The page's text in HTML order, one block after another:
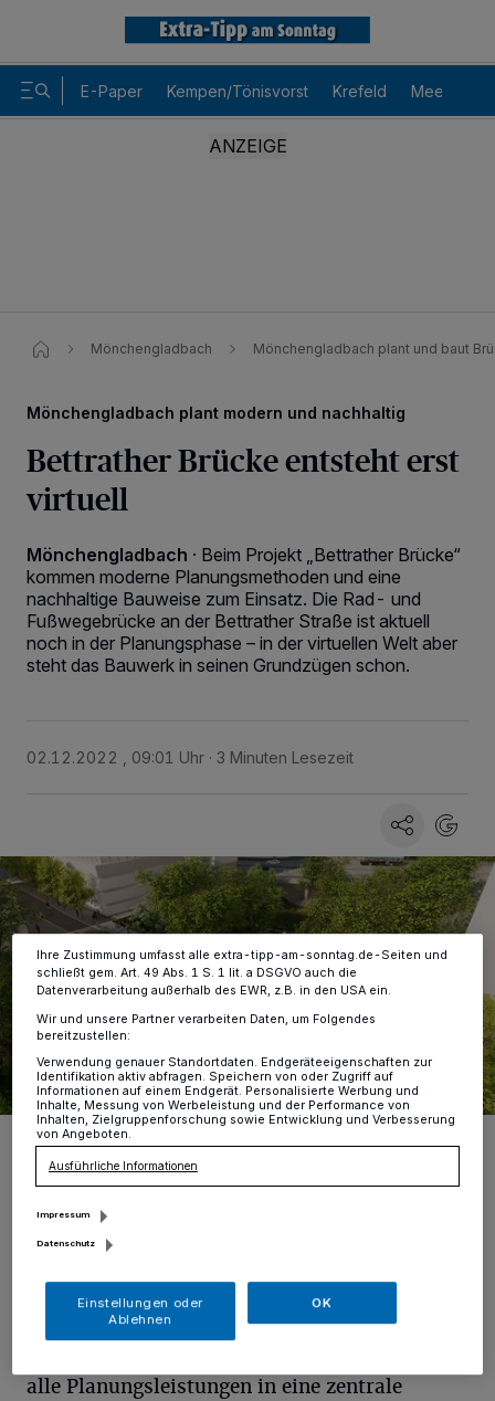
E-Paper Kempen/Tönisvorst Krefeld Meerbusch
Mönchengladbach Mönchengladbach plant und baut
Mönchengladbach plant modern und nachhaltig
Bettrather Brücke entsteht erst
virtuell
Mönchengladbach · Beim Projekt „Bettrather Brücke“
kommen moderne Planungsmethoden und eine
nachhaltige Bauweise zum Einsatz. Die Rad- und
Fußwegebrücke an der Bettrather Straße ist aktuell
noch in der Planungsphase – in der virtuellen Welt aber
steht das Bauwerk in seinen Grundzügen schon.
02.12.2022 , 09:01 Uhr 3 Minuten Lesezeit
Aus der Vision für die Bettrather Brücke …ist im Zuge der Planungen
Foto: INGE Neubau Bettrather Straße | WS & grbv
E
s ist das erste Infrastruktur-
alle Planungsleistungen in eine zentrale
personenbezogene Daten wie Browserdaten oder eindeutige
Kennungen auf Ihrem Gerät zu. Durch Auswahl von OK aktivieren Sie
Zwecke. Wenn Tracker deaktiviert sind, sind manche Inhalte und
Anzeigen möglicherweise nicht mehr so relevant für Sie. Sie können
dieses Menü jederzeit wieder aufrufen, um Ihre Einstellungen zu
ändern oder Ihre Einwilligung zu widerrufen, indem Sie auf den Link
Einstellungen oder Ablehnen am unteren Rand der Webseite klicken.
Ihre Einstellungen gelten innerhalb unseres Website. Weitere
Informationen finden Sie in unserer Datenschutzerklärung.
Ihre Zustimmung umfasst alle extra-tipp-am-sonntag.de-Seiten und
schließt gem. Art. 49 Abs. 1 S. 1 lit. a DSGVO auch die
Datenverarbeitung außerhalb des EWR, z.B. in den USA ein.
Wir und unsere Partner verarbeiten Daten, um Folgendes
bereitzustellen:
Verwendung genauer Standortdaten. Endgeräteeigenschaften zur
Identifikation aktiv abfragen. Speichern von oder Zugriff auf
Informationen auf einem Endgerät. Personalisierte Werbung und
Inhalte, Messung von Werbeleistung und der Performance von
Inhalten, Zielgruppenforschung sowie Entwicklung und Verbesserung
von Angeboten.
Ausführliche Informationen
Impressum
Datenschutz
Einstellungen oder
Ablehnen
OK